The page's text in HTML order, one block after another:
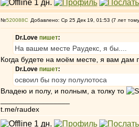
№520088 Добавлено: Ср 25 Дек 19, 01:53 (7 лет
Dr.Love пишет:
На вашем месте Раудекс, я бы....
Когда будете на моём месте, я вам дам
Dr.Love пишет:
освоил бы позу полулотоса
Владею и полу, и полным, а толку то
t.me/raudex